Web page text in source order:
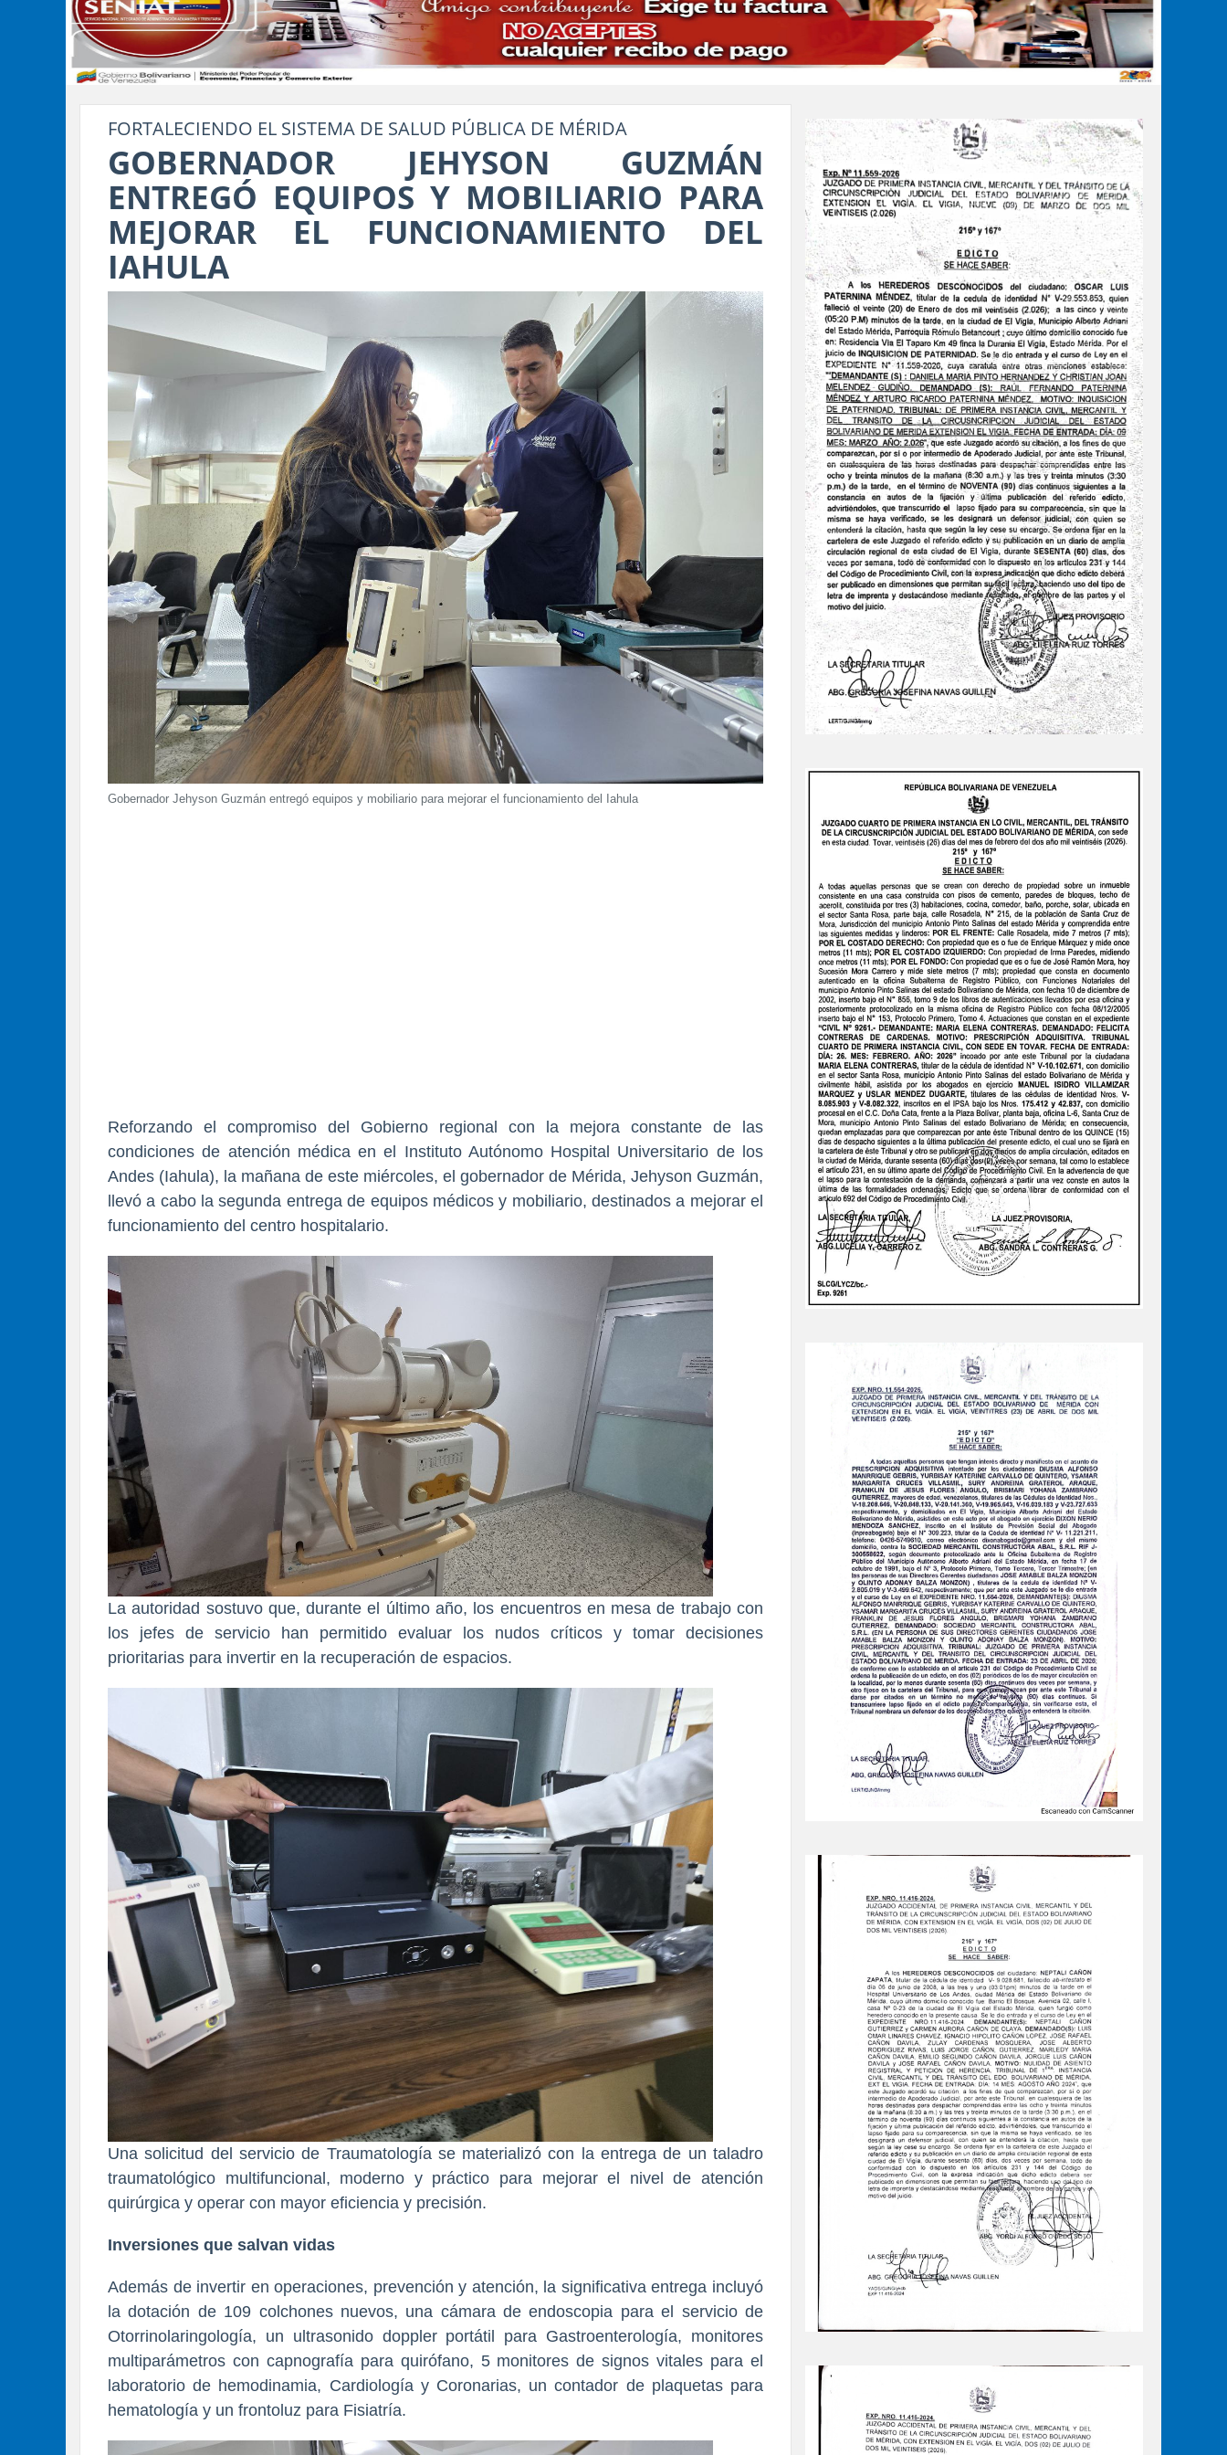
FORTALECIENDO EL SISTEMA DE SALUD PÚBLICA DE MÉRIDA
GOBERNADOR JEHYSON GUZMÁN
ENTREGÓ EQUIPOS Y MOBILIARIO PARA
MEJORAR EL FUNCIONAMIENTO DEL
IAHULA
Gobernador Jehyson Guzmán entregó equipos y mobiliario para mejorar el funcionamiento del Iahula
Reforzando el compromiso del Gobierno regional con la mejora constante de las
condiciones de atención médica en el Instituto Autónomo Hospital Universitario de los
Andes (Iahula), la mañana de este miércoles, el gobernador de Mérida, Jehyson Guzmán,
llevó a cabo la segunda entrega de equipos médicos y mobiliario, destinados a mejorar el
funcionamiento del centro hospitalario.
La autoridad sostuvo que, durante el último año, los encuentros en mesa de trabajo con
los jefes de servicio han permitido evaluar los nudos críticos y tomar decisiones
prioritarias para invertir en la recuperación de espacios.
Una solicitud del servicio de Traumatología se materializó con la entrega de un taladro
traumatológico multifuncional, moderno y práctico para mejorar el nivel de atención
quirúrgica y operar con mayor eficiencia y precisión.
Inversiones que salvan vidas
Además de invertir en operaciones, prevención y atención, la significativa entrega incluyó
la dotación de 109 colchones nuevos, una cámara de endoscopia para el servicio de
Otorrinolaringología, un ultrasonido doppler portátil para Gastroenterología, monitores
multiparámetros con capnografía para quirófano, 5 monitores de signos vitales para el
laboratorio de hemodinamia, Cardiología y Coronarias, un contador de plaquetas para
hematología y un frontoluz para Fisiatría.